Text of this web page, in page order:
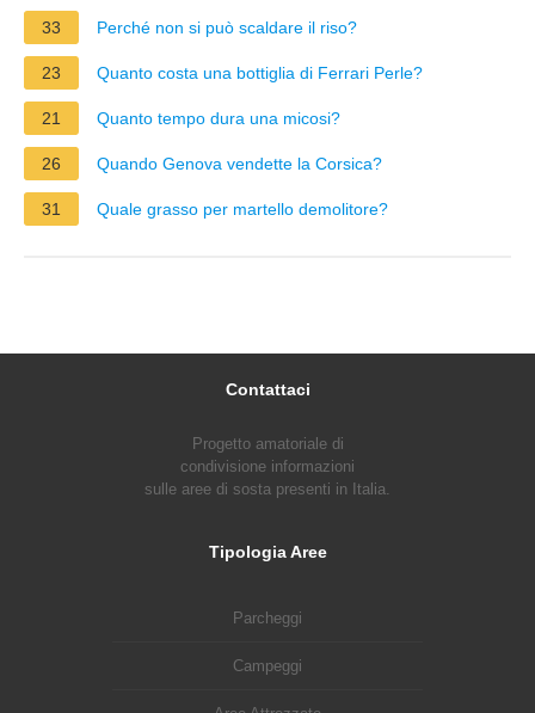
33
Perché non si può scaldare il riso?
23 Quanto costa una bottiglia di Ferrari Perle?
21 Quanto tempo dura una micosi?
26 Quando Genova vendette la Corsica?
31 Quale grasso per martello demolitore?
Contattaci
Progetto amatoriale di
condivisione informazioni
sulle aree di sosta presenti in Italia.
Tipologia Aree
Parcheggi
Campeggi